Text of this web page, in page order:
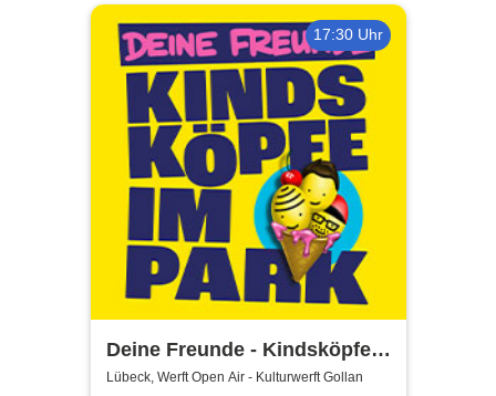
17:30 Uhr
Deine Freunde - Kindsköpfe
im Park - Open Air 2026
Lübeck, Werft Open Air - Kulturwerft Gollan